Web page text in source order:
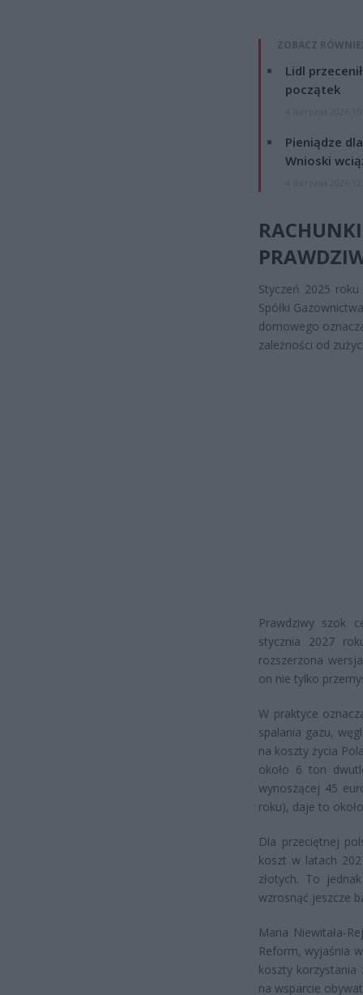
ZOBACZ
Lidl
początek
Pieniądze
Wnioski
Styczeń 2025
Spółki
domowego
zależności od
Prawdziwy szok
stycznia 2027
rozszerzona
on nie tylko
W praktyce
spalania gazu,
na koszty życia
około 6 ton
wynoszącej 45
roku), daje to
Dla przeciętnej
koszt w latach
złotych. To
wzrosnąć jeszcze
Maria Niewitała-
Reform, wyjaśnia
koszty korzystania
na wsparcie